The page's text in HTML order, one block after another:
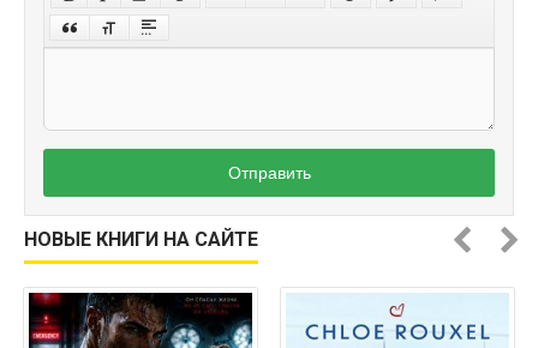
Отправить
НОВЫЕ КНИГИ НА САЙТЕ